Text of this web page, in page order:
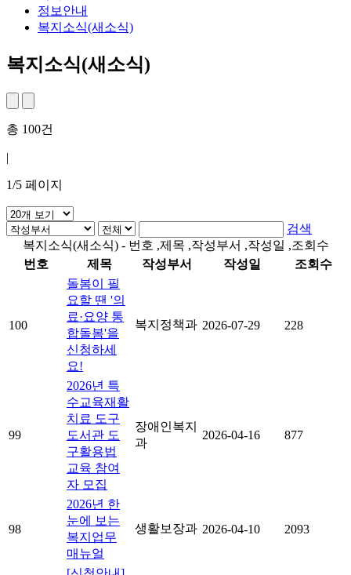
정보안내
복지소식(새소식)
복지소식(새소식)
총 100건
|
1/5 페이지
검색
복지소식(새소식) - 번호 ,제목 ,작성부서 ,작성일 ,조회수
번호
제목 작성부서 작성일 조회수
100
돌봄이 필
요할 땐 '의
료·요양 통
합돌봄'을
신청하세
요!
복지정책과 2026-07-29 228
99
2026년 특
수교육재활
치료 도구
도서관 도
구활용법
교육 참여
자 모집
장애인복지
과
2026-04-16 877
98
2026년 한
눈에 보는
복지업무
매뉴얼
생활보장과 2026-04-10 2093